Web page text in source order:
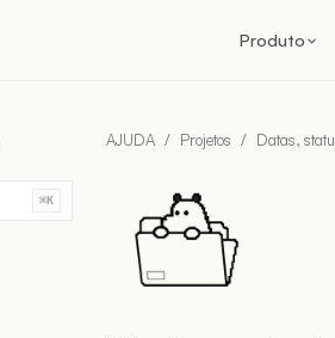
Produto
⌘K
AJUDA / Projetos / Datas,